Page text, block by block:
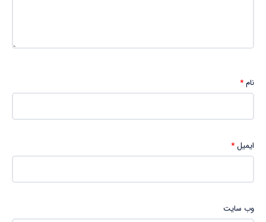
نام*
ایمیل*
وب‌ سایت